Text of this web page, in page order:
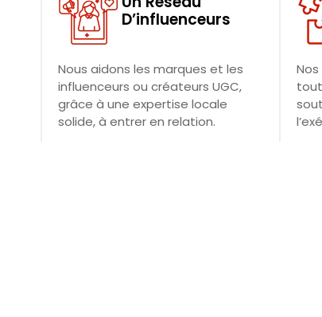
D’influenceurs
Nous aidons les marques et les
influenceurs ou créateurs UGC,
grâce à une expertise locale
solide, à entrer en relation.